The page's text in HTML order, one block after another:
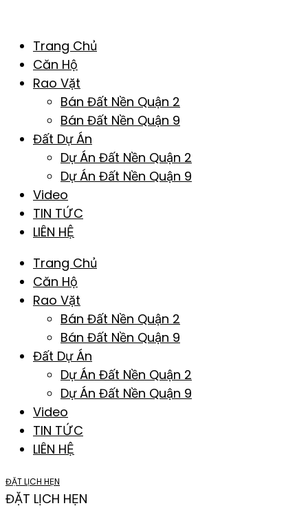
Trang Chủ
Căn Hộ
Rao Vặt
Bán Đất Nền Quận 2
Bán Đất Nền Quận 9
Đất Dự Án
Dự Án Đất Nền Quận 2
Dự Án Đất Nền Quận 9
Video
TIN TỨC
LIÊN HỆ
Trang Chủ
Căn Hộ
Rao Vặt
Bán Đất Nền Quận 2
Bán Đất Nền Quận 9
Đất Dự Án
Dự Án Đất Nền Quận 2
Dự Án Đất Nền Quận 9
Video
TIN TỨC
LIÊN HỆ
ĐẶT LỊCH HẸN
ĐẶT LỊCH HẸN